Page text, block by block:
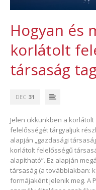
Hogyan és
korlátolt
társaság
DEC 31
Jelen cikkünkben a
felelősségét tárgyaljuk
alapján „gazdasági
korlátolt felelősségű
alapítható”. Ez alapján
társaság (a továbbiakban:
formájaként jelenik meg. A